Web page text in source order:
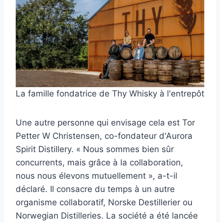
La famille fondatrice de Thy Whisky à l'entrepôt
Une autre personne qui envisage cela est Tor
Petter W Christensen, co-fondateur d'Aurora
Spirit Distillery. « Nous sommes bien sûr
concurrents, mais grâce à la collaboration,
nous nous élevons mutuellement », a-t-il
déclaré. Il consacre du temps à un autre
organisme collaboratif, Norske Destillerier ou
Norwegian Distilleries. La société a été lancée